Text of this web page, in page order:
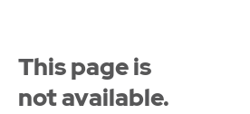
This page is
not available.